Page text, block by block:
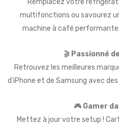
Remplacez votre
multifonctions ou savourez
machine à café
🎬 Passionné
Retrouvez les meilleures
d’iPhone et de Samsung avec
🎮 Gamer
Mettez à jour votre setup !